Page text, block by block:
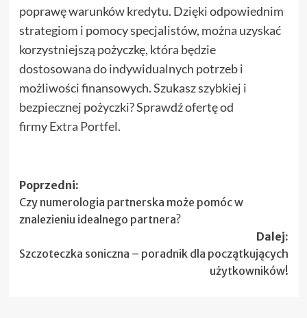
poprawę warunków kredytu. Dzięki odpowiednim
strategiom i pomocy specjalistów, można uzyskać
korzystniejszą pożyczkę, która będzie
dostosowana do indywidualnych potrzeb i
możliwości finansowych. Szukasz szybkiej i
bezpiecznej pożyczki? Sprawdź ofertę od
firmyExtra Portfel.
Zobacz
wpisy
Poprzedni:
Czy numerologia partnerska może pomóc w
znalezieniu idealnego partnera?
Dalej:
Szczoteczka soniczna – poradnik dla początkujących
użytkowników!